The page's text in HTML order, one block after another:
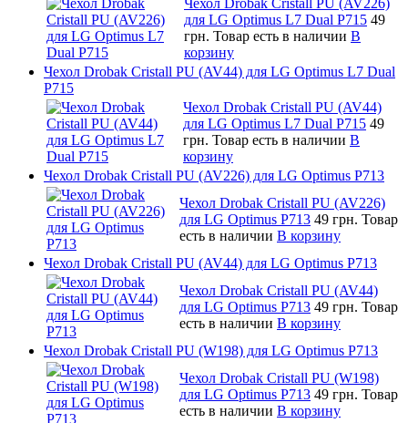
для LG Optimus L7 Dual P715 49
грн. Товар есть в наличии В
корзину
Чехол Drobak Cristall PU (AV44) для LG Optimus L7 Dual
P715
Чехол Drobak Cristall PU (AV44)
для LG Optimus L7 Dual P715 49
грн. Товар есть в наличии В
корзину
Чехол Drobak Cristall PU (AV226) для LG Optimus P713
Чехол Drobak Cristall PU (AV226)
для LG Optimus P713 49 грн. Товар
есть в наличии В корзину
Чехол Drobak Cristall PU (AV44) для LG Optimus P713
Чехол Drobak Cristall PU (AV44)
для LG Optimus P713 49 грн. Товар
есть в наличии В корзину
Чехол Drobak Cristall PU (W198) для LG Optimus P713
Чехол Drobak Cristall PU (W198)
для LG Optimus P713 49 грн. Товар
есть в наличии В корзину